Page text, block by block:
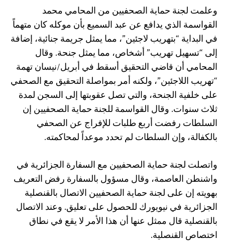
وعلمت لجنة حماية الصحفيين من المحامي محمد
القواسمة الذي يدافع عن عبد السميع بأن موكله كان متهماً
في البداية “بتهريب لاجئين”، مما يمثل جريمة جنائية، إضافة
إلى “تسهيل تهريب” أشخاص، مما يمثل جنحة. وقال
المحامي أن قاضي التحقيق أسقط في أبريل/نيسان تهمة
“تهريب اللاجئين”، ولكنه أمر بمواصلة التحقيق مع الصحفي
على خلفية الجنحة، والتي تصل عقوبتها إلى السجن لمدة
ثلاث سنوات. وقال القواسمة للجنة حماية الصحفيين إن
السلطات رفضت أربع طلبات للإفراج عن الصحفي
بالكفالة، وإن السلطات لم تحدد موعداً لمحاكمته.
واتصلت لجنة حماية الصحفيين مع السفارة الجزائرية في
واشنطن العاصمة، وقال مسؤول بالسفارة رفض التعريف
بهويته إن على لجنة حماية الصحفيين الاتصال بالقنصلية
الجزائرية في نيويورك للحصول على تعليق. وعند الاتصال
بالقنصلية قال ممثل عنها أن هذا الأمر لا يقع في نطاق
اختصاص القنصلية.